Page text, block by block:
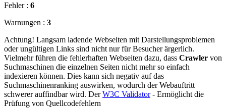
Fehler : 6
Warnungen : 3
Achtung! Langsam ladende Webseiten mit Darstellungsproblemen
oder ungültigen Links sind nicht nur für Besucher ärgerlich.
Vielmehr führen die fehlerhaften Webseiten dazu, dass Crawler von
Suchmaschinen die einzelnen Seiten nicht mehr so einfach
indexieren können. Dies kann sich negativ auf das
Suchmaschinenranking auswirken, wodurch der Webauftritt
schwerer auffindbar wird. DerW3C Validator- Ermöglicht die
Prüfung von Quellcodefehlern